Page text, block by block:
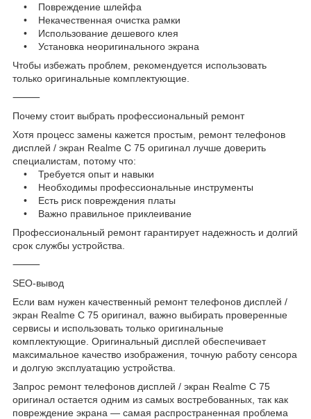
• Повреждение шлейфа
• Некачественная очистка рамки
• Использование дешевого клея
• Установка неоригинального экрана
Чтобы избежать проблем, рекомендуется использовать
только оригинальные комплектующие.
⸻
Почему стоит выбрать профессиональный ремонт
Хотя процесс замены кажется простым, ремонт телефонов
дисплей / экран Realme C 75 оригинал лучше доверить
специалистам, потому что:
• Требуется опыт и навыки
• Необходимы профессиональные инструменты
• Есть риск повреждения платы
• Важно правильное приклеивание
Профессиональный ремонт гарантирует надежность и долгий
срок службы устройства.
⸻
SEO-вывод
Если вам нужен качественный ремонт телефонов дисплей /
экран Realme C 75 оригинал, важно выбирать проверенные
сервисы и использовать только оригинальные
комплектующие. Оригинальный дисплей обеспечивает
максимальное качество изображения, точную работу сенсора
и долгую эксплуатацию устройства.
Запрос ремонт телефонов дисплей / экран Realme C 75
оригинал остается одним из самых востребованных, так как
повреждение экрана — самая распространенная проблема